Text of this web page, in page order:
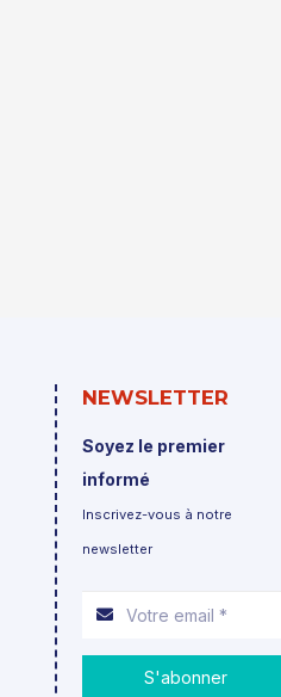
NEWSLETTER
Soyez le premier
informé
Inscrivez-vous à notre
newsletter
S'abonner